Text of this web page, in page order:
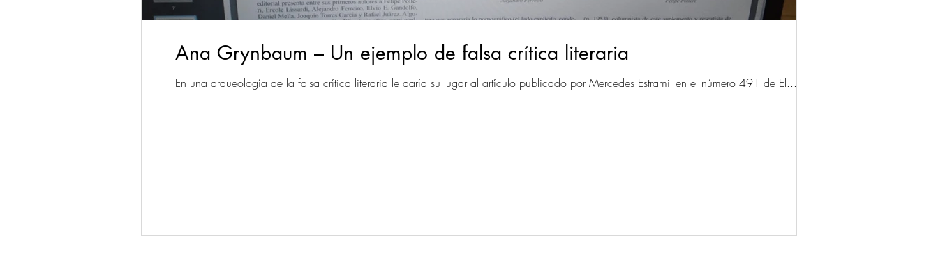
Ana Grynbaum – Un ejemplo de falsa crítica literaria
En una arqueología de la falsa crítica literaria le daría su lugar al artículo publicado por Mercedes Estramil en el número 491 de El...